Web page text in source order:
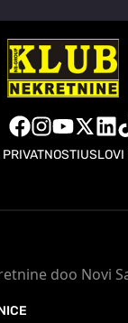
USLOVI
doo Novi